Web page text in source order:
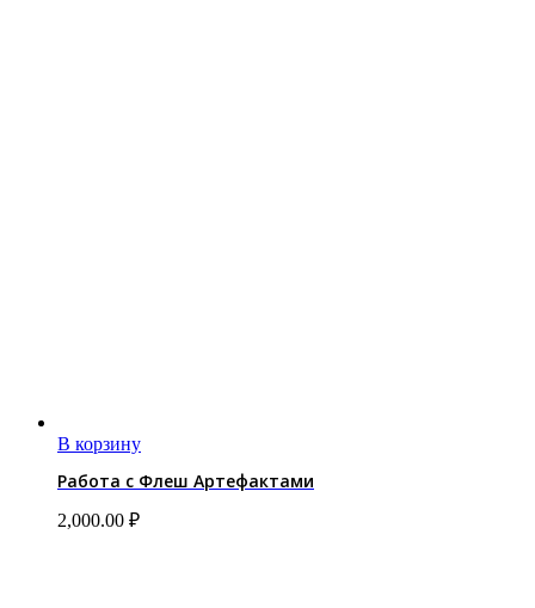
В корзину
Работа с Флеш Артефактами
2,000.00 ₽